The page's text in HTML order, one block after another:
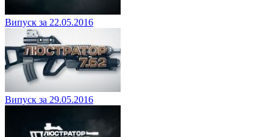
Випуск за 22.05.2016
Випуск за 29.05.2016